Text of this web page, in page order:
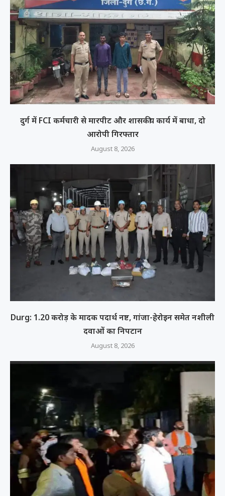
दुर्ग में FCI कर्मचारी से मारपीट और शासकीय कार्य में बाधा, दो
आरोपी गिरफ्तार
August 8, 2026
Durg: 1.20 करोड़ के मादक पदार्थ नष्ट, गांजा-हेरोइन समेत नशीली
दवाओं का निपटान
August 8, 2026